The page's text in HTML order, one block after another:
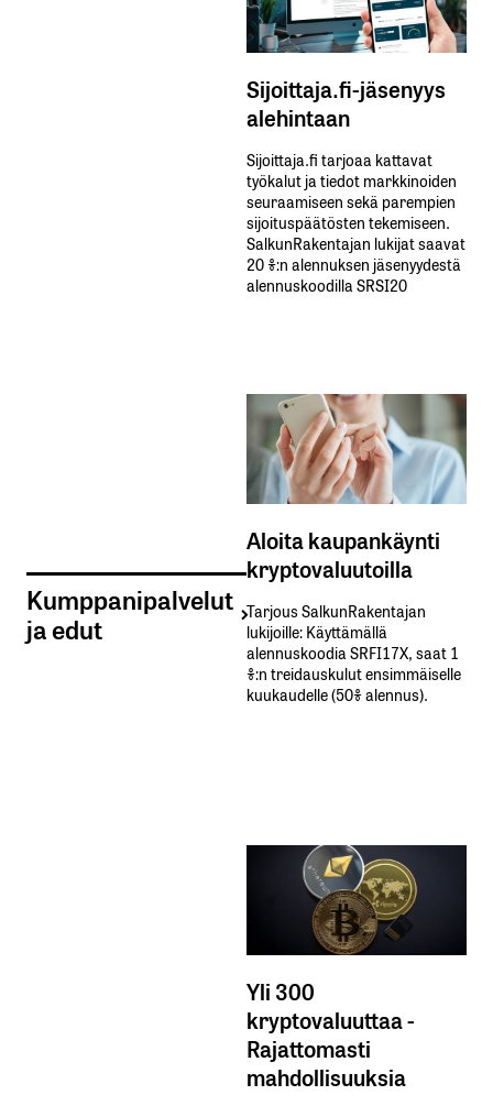
Kumppanipalvelut
ja edut
Sijoittaja.fi-jäsenyys
alehintaan
Sijoittaja.fi tarjoaa kattavat
työkalut ja tiedot markkinoiden
seuraamiseen sekä parempien
sijoituspäätösten tekemiseen.
SalkunRakentajan lukijat saavat
20 %:n alennuksen jäsenyydestä
alennuskoodilla SRSI20
Aloita kaupankäynti
kryptovaluutoilla
Tarjous SalkunRakentajan
lukijoille: Käyttämällä​ ​
alennuskoodia​ ​SRFI17X,​ ​saat​ ​1
%:n treidauskulut​ ​ensimmäiselle​ ​
kuukaudelle​ ​(50%​ ​alennus).
Yli 300
kryptovaluuttaa -
Rajattomasti
mahdollisuuksia